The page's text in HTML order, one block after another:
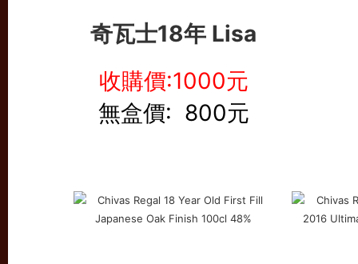
奇瓦士18年 Lisa
收購價:1000元
無盒價: 800元